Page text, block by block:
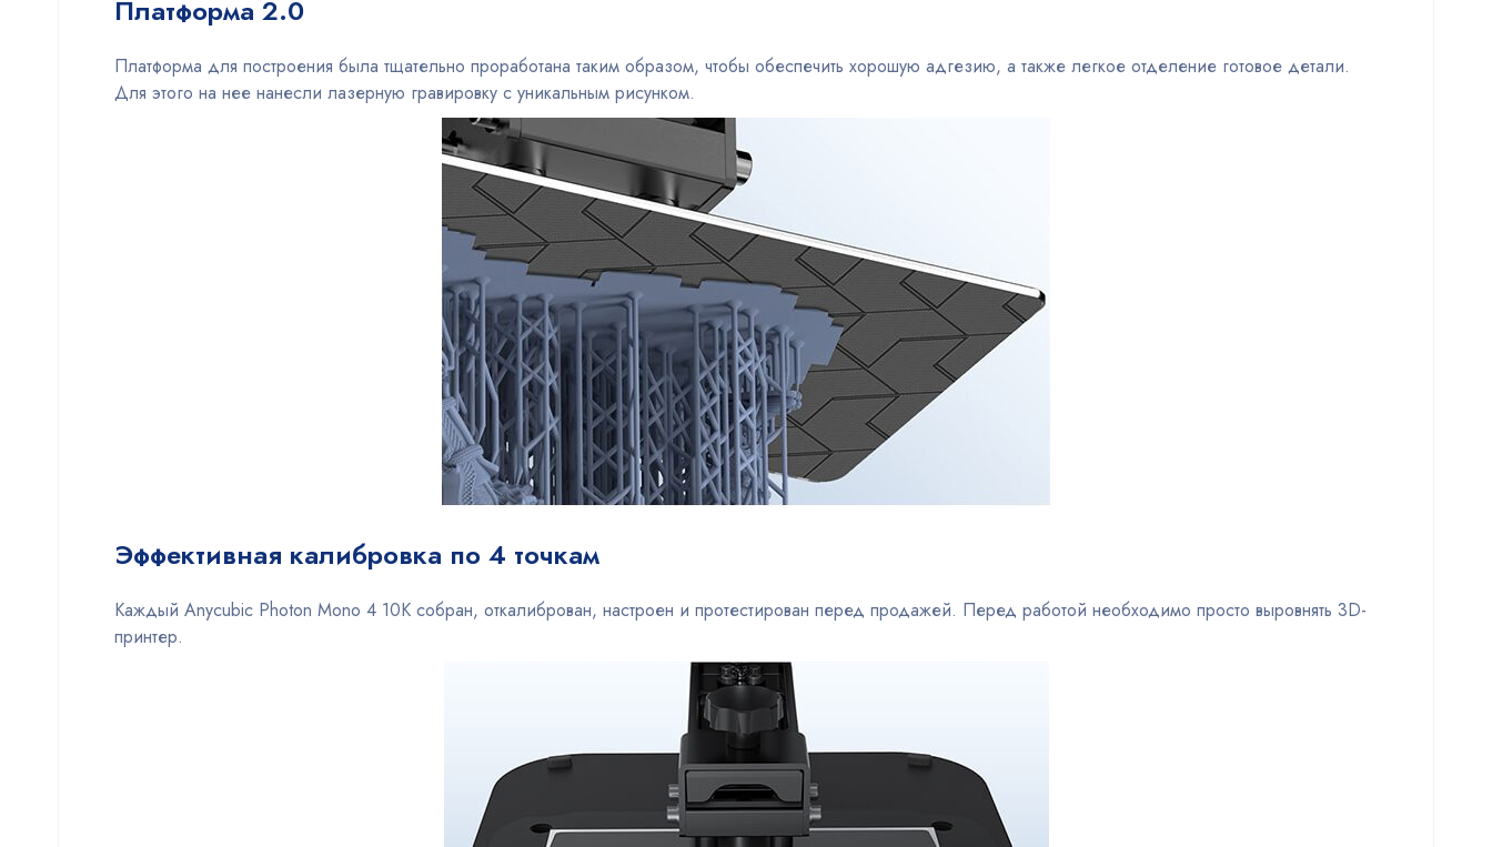
Платформа 2.0
Платформа для построения была тщательно проработана таким образом, чтобы обеспечить хорошую адгезию, а также легкое отделение готовое детали.
Для этого на нее нанесли лазерную гравировку с уникальным рисунком.
Эффективная калибровка по 4 точкам
Каждый Anycubic Photon Mono 4 10K собран, откалиброван, настроен и протестирован перед продажей. Перед работой необходимо просто выровнять 3D-
принтер.